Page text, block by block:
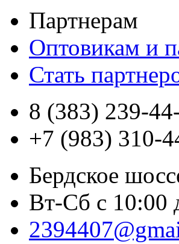
Партнерам
Оптовикам и
Стать
8 (383) 239-
+7 (983) 310-
Бердское
Вт-Сб с 10:00